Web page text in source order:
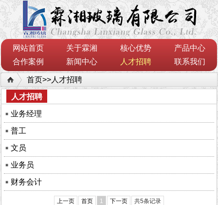
网站首页 关于霖湘 核心优势
产品中心
合作案例
新闻中心 人才招聘 联系我们
首页>>人才招聘
人才招聘
业务经理
普工
文员
业务员
财务会计
上一页 首页 1 下一页 共5条记录